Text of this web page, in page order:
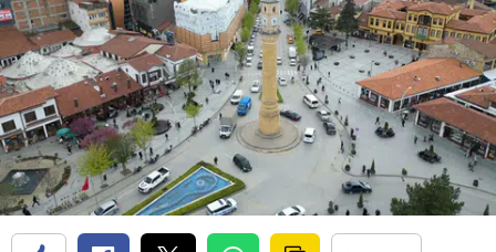
Erzurum
Eskişehir
Gaziantep
Giresun
Gümüşhane
Hakkari